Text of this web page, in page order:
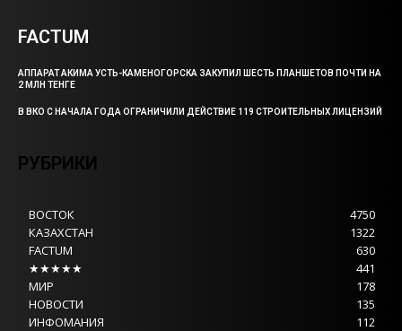
FACTUM
АППАРАТ АКИМА УСТЬ-КАМЕНОГОРСКА ЗАКУПИЛ ШЕСТЬ ПЛАНШЕТОВ ПОЧТИ НА
2 МЛН ТЕНГЕ
В ВКО С НАЧАЛА ГОДА ОГРАНИЧИЛИ ДЕЙСТВИЕ 119 СТРОИТЕЛЬНЫХ ЛИЦЕНЗИЙ
РУБРИКИ
ВОСТОК
4750
КАЗАХСТАН
1322
FACTUM
630
★★★★★
441
МИР
178
НОВОСТИ
135
ИНФОМАНИЯ
112